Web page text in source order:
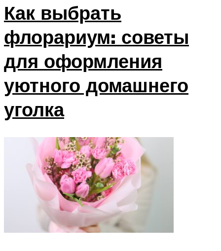
Как выбрать
флорариум: советы
для оформления
уютного домашнего
уголка